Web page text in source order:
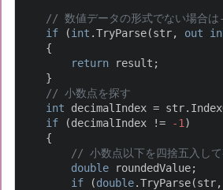
// 数値データの形式でない場合は
if (int .TryParse(str, out
    {
return result;
    }
// 小数点を探す
int decimalIndex =
if (decimalIndex != -1 )
    {
// 小数点以下を四捨五入し
double roundedValue;
if (double.TryParse(str,